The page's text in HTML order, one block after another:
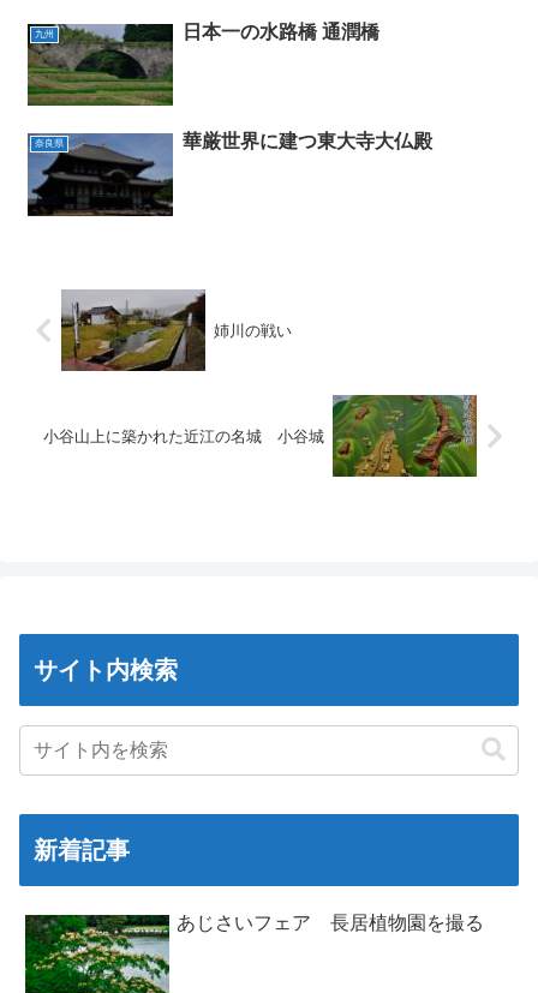
九州 日本一の水路橋 通潤橋
奈良県 華厳世界に建つ東大寺大仏殿
姉川の戦い
小谷山上に築かれた近江の名城 小谷城
サイト内検索
新着記事
あじさいフェア 長居植物園を撮る